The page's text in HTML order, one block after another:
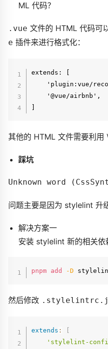
ML 代码？
.vue 文件的 HTML 代码可
e 插件来进行格式化：
extends: [
'plugin:vue/
    '@vue/airbnb',
其他的 HTML 文件需要利用
踩坑
Unknown word
问题主要是因为 stylelint 升
解决方案一
安装 stylelint 新的相关依
pnpm add -D
然后修改
extends :
'stylelint-